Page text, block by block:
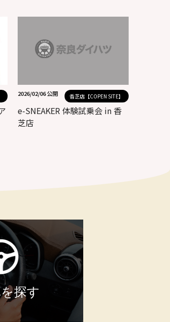
2026/02/06 公開 香芝店【COPEN SITE】
e-SNEAKER 体験試乗会 in 香
芝店
探す